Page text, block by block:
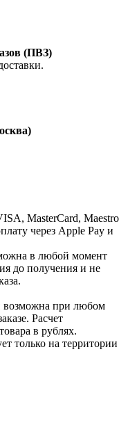
(ПВЗ)
MasterCard, Maestro
через Apple Pay и
в любой момент
до получения и не
возможна при любом
Расчет
в рублях.
только на территории